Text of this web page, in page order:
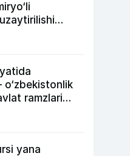
ramzlari
haqida
yana